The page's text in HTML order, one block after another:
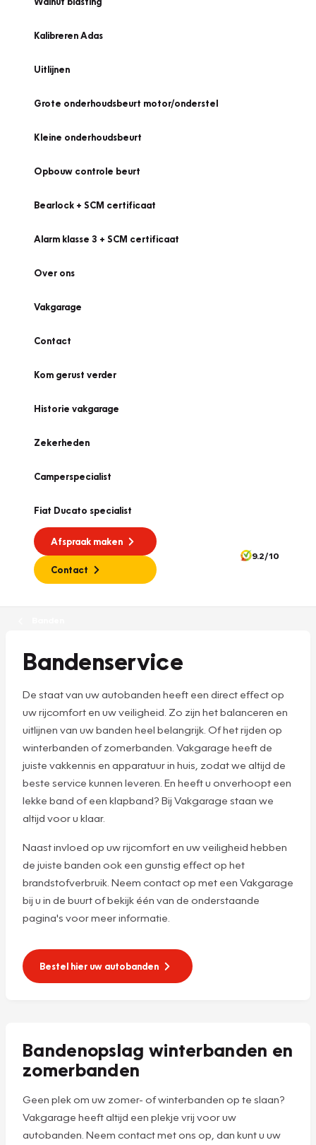
Kalibreren Adas
Uitlijnen
Grote onderhoudsbeurt motor/onderstel
Kleine onderhoudsbeurt
Opbouw controle beurt
Bearlock + SCM certificaat
Alarm klasse 3 + SCM certificaat
Over ons
Vakgarage
Contact
Kom gerust verder
Historie vakgarage
Zekerheden
Camperspecialist
Fiat Ducato specialist
Afspraak maken
Contact
9.2/10
Bandenservice
De staat van uw autobanden heeft een direct effect op
uw rijcomfort en uw veiligheid. Zo zijn het balanceren en
uitlijnen van uw banden heel belangrijk. Of het rijden op
winterbanden of zomerbanden. Vakgarage heeft de
juiste vakkennis en apparatuur in huis, zodat we altijd de
beste service kunnen leveren. En heeft u onverhoopt een
lekke band of een klapband? Bij Vakgarage staan we
altijd voor u klaar.
Naast invloed op uw rijcomfort en uw veiligheid hebben
de juiste banden ook een gunstig effect op het
brandstofverbruik. Neem contact op met een Vakgarage
bij u in de buurt of bekijk één van de onderstaande
pagina's voor meer informatie.
Bestel hier uw autobanden
Bandenopslag winterbanden en
zomerbanden
Geen plek om uw zomer- of winterbanden op te slaan?
Vakgarage heeft altijd een plekje vrij voor uw
autobanden. Neem contact met ons op, dan kunt u uw